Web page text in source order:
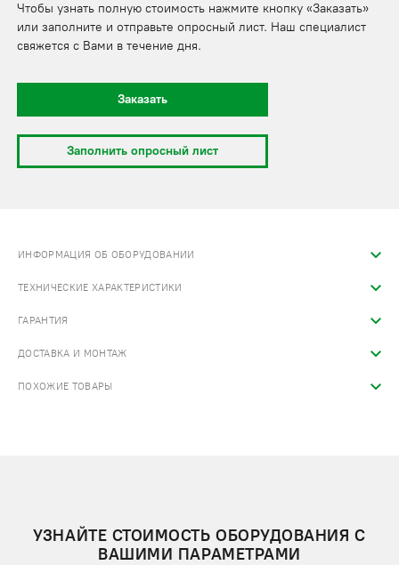
Чтобы узнать полную стоимость нажмите кнопку «Заказать»
или заполните и отправьте опросный лист. Наш специалист
свяжется с Вами в течение дня.
Заказать
Заполнить опросный лист
ИНФОРМАЦИЯ ОБ ОБОРУДОВАНИИ
ТЕХНИЧЕСКИЕ ХАРАКТЕРИСТИКИ
ГАРАНТИЯ
ДОСТАВКА И МОНТАЖ
ПОХОЖИЕ ТОВАРЫ
УЗНАЙТЕ СТОИМОСТЬ ОБОРУДОВАНИЯ С
ВАШИМИ ПАРАМЕТРАМИ